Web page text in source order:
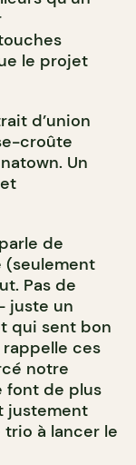
le projet
d’union
croûte
Un
de
(seulement
Pas de
juste un
qui sent bon
ces
notre
font de plus
justement
à lancer le